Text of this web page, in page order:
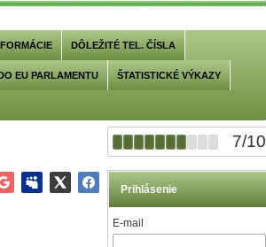
DÔLEŽITÉ TEL. ČÍSLA
EU PARLAMENTU ŠTATISTICKÉ VÝKAZY
7/10
Prihlásenie
E-mail